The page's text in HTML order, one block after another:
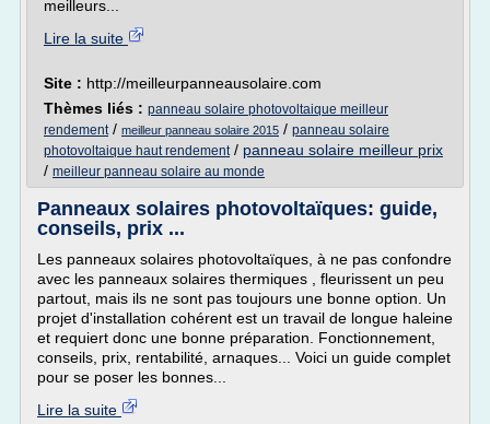
meilleurs...
Lire la suite
Site : http://meilleurpanneausolaire.com
Thèmes liés : panneau solaire photovoltaique meilleur
rendement/ meilleur panneau solaire 2015 / panneau solaire
photovoltaique haut rendement/ panneau solaire meilleur prix
/ meilleur panneau solaire au monde
Panneaux solaires photovoltaïques: guide,
conseils, prix ...
Les panneaux solaires photovoltaïques, à ne pas confondre
avec les panneaux solaires thermiques , fleurissent un peu
partout, mais ils ne sont pas toujours une bonne option. Un
projet d'installation cohérent est un travail de longue haleine
et requiert donc une bonne préparation. Fonctionnement,
conseils, prix, rentabilité, arnaques... Voici un guide complet
pour se poser les bonnes...
Lire la suite